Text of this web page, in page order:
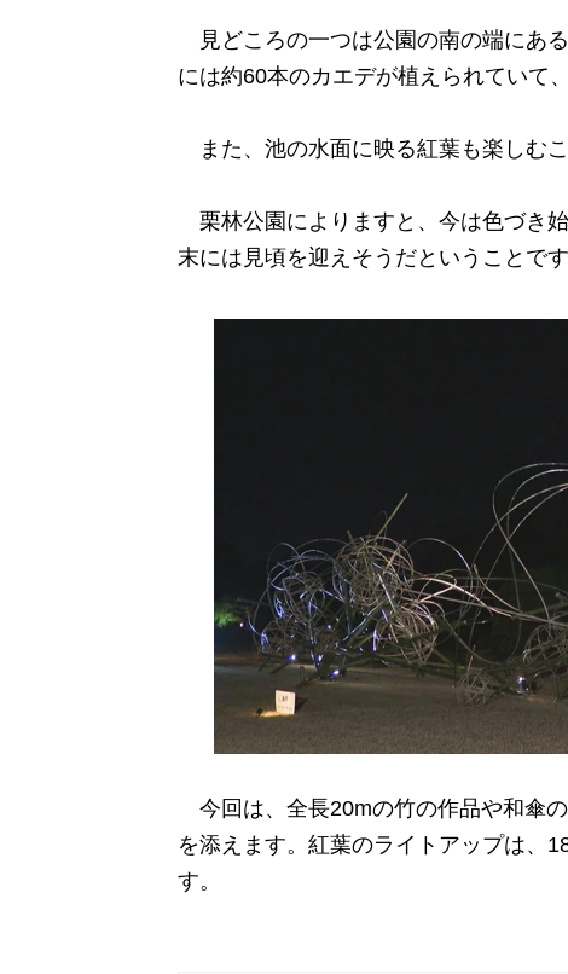
見どころの一つは公園の南の端にあ
には約60本のカエデが植えられていて
また、池の水面に映る紅葉も楽しむこ
栗林公園によりますと、今は色づき
末には見頃を迎えそうだということです
今回は、全長20mの竹の作品や和傘
を添えます。紅葉のライトアップは、
す。